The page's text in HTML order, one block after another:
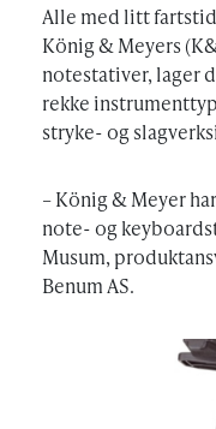
Alle med litt
König & Meyers
notestativer, lager
rekke
stryke- og
– König & Meyer
note- og
Musum,
Benum AS.